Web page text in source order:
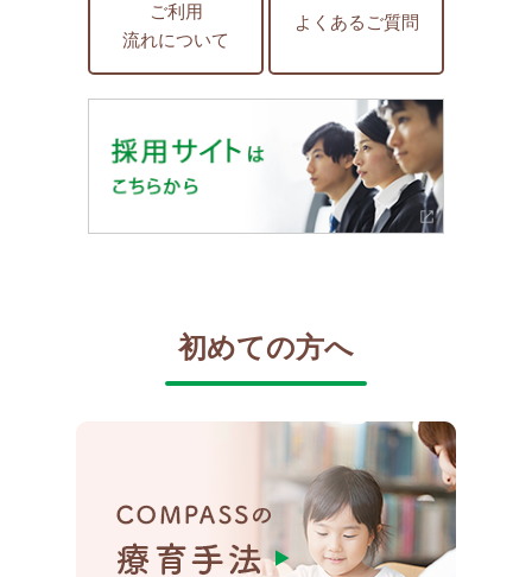
ご利用
流れについて
よくあるご質問
初めての方へ